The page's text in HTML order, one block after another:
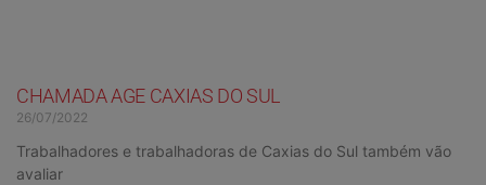
CHAMADA AGE CAXIAS DO SUL
26/07/2022
Trabalhadores e trabalhadoras de Caxias do Sul também vão
avaliar